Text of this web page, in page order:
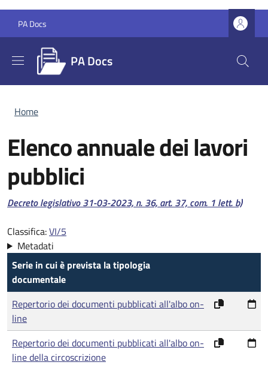
PA Docs
PA Docs
Briciole di pane
Home
Elenco annuale dei lavori
pubblici
Riferimento normativo:
Decreto legislativo 31-03-2023, n. 36, art. 37, com. 1 lett. b)
Classifica:VI/5
Metadati
Serie in cui è prevista la tipologia
documentale
Repertorio dei documenti pubblicati all'albo on-
line
Repertorio dei documenti pubblicati all'albo on-
line della circoscrizione